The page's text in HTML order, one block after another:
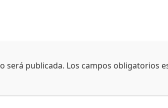
será publicada. Los campos obligatorios